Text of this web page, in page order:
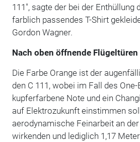
111", sagte der bei der Enthüllung
farblich passendes T-Shirt
Gordon Wagner.
Nach oben öffnende Flügeltüren
Die Farbe Orange ist der
den C 111, wobei im Fall des One-
kupferfarbene Note und ein
auf Elektrozukunft einstimmen
aerodynamische Feinarbeit an
wirkenden und lediglich 1,17